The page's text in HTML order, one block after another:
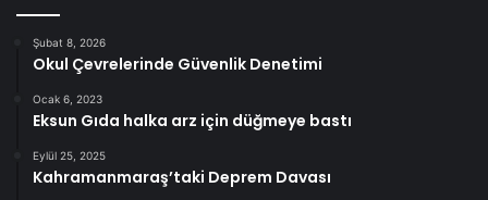
Şubat 8, 2026
Okul Çevrelerinde Güvenlik Denetimi
Ocak 6, 2023
Eksun Gıda halka arz için düğmeye bastı
Eylül 25, 2025
Kahramanmaraş’taki Deprem Davası